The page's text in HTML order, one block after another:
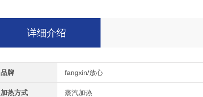
详细介绍
品牌 fangxin/放心
加热方式 蒸汽加热